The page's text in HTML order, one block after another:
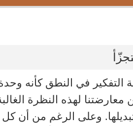
التفكير في النطق كأنه
معارضتنا لهذه النظرة
وعلى الرغم من أن كل